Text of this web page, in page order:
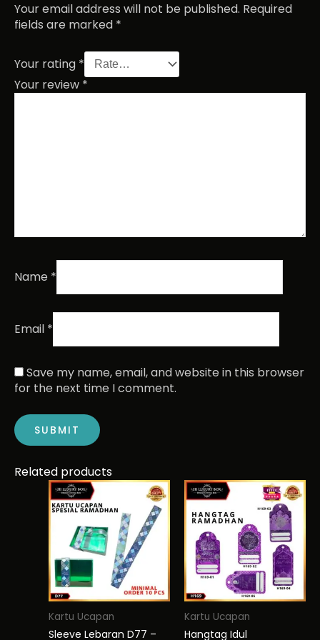
Your email address will not be published. Required
fields are marked *
Your rating *
Your review *
Name *
Email *
Save my name, email, and website in this browser
for the next time I comment.
Related products
Kartu Ucapan
Sleeve Lebaran D77 –
This
product
has
multiple
variants.
The
options
may
chosen
Kartu Ucapan
Hangtag Idul